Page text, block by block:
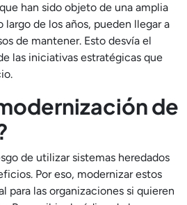
han sido objeto de una amplia
largo de los años, pueden llegar a
de mantener. Esto desvía el
las iniciativas estratégicas que
de
de utilizar sistemas heredados
Por eso, modernizar estos
para las organizaciones si quieren